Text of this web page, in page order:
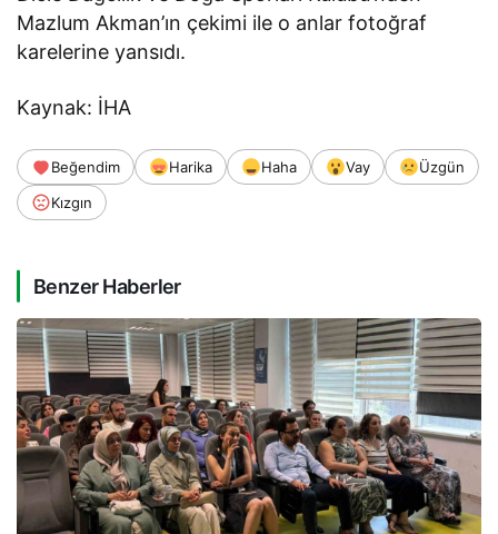
Mazlum Akman’ın çekimi ile o anlar fotoğraf
karelerine yansıdı.
Kaynak: İHA
Beğendim Harika Haha Vay
Üzgün
Kızgın
Benzer Haberler